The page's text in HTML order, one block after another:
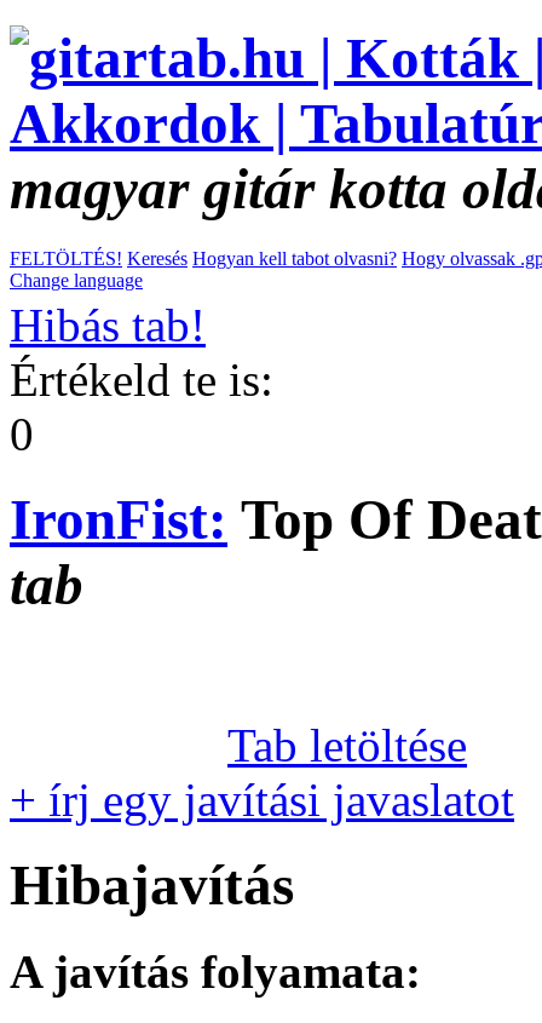
magyar gitár kotta
FELTÖLTÉS! Keresés Hogyan kell tabot olvasni? Hogy olvassak
Change language
Hibás tab!
Értékeld te is:
0
IronFist: Top Of
tab
Tab letöltése
+ írj egy javítási javaslatot
Hibajavítás
A javítás folyamata: